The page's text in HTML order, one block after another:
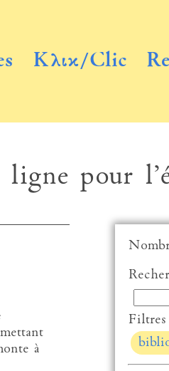
Κλικ/Clic
ligne pour
à
Filtres